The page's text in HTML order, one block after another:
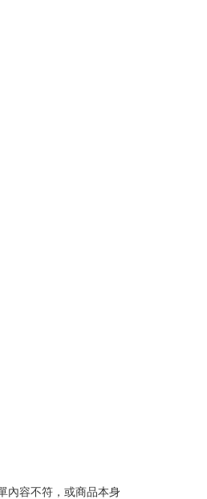
內容不符，或商品本身